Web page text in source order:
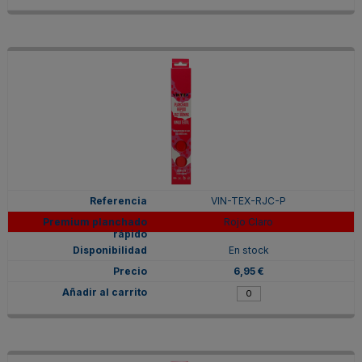
VIN-TEX-RJC-P
Rojo Claro
En stock
6,95 €